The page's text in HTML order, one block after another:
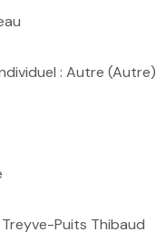
: Autre (autre)
Puits Thibaud